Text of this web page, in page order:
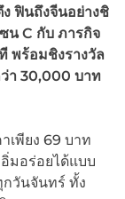
ฟินถึงจีนอย่างชิ
น C กับ ภารกิจ
พร้อมชิงรางวัล
า 30,000 บาท
เพียง 69 บาท
มอร่อยได้แบบ
วันจันทร์ ทั้ง